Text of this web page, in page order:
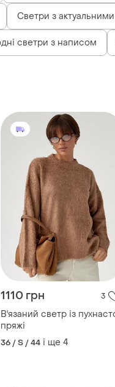
1110 грн 3
В'язаний светр із пухнастої
пряжі
36 / S / 44 і ще 4